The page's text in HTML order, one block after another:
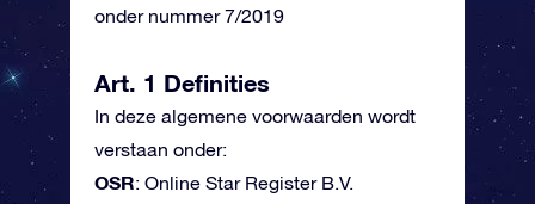
onder nummer 7/2019
Art. 1 Definities
In deze algemene voorwaarden wordt
verstaan onder:
OSR: Online Star Register B.V.